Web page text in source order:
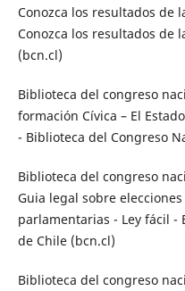
Conozca los resultados de
Conozca los resultados de
(bcn.cl)
Biblioteca del congreso
formación Cívica – El
- Biblioteca del Congreso
Biblioteca del congreso
Guia legal sobre
parlamentarias - Ley fácil -
de Chile (bcn.cl)
Biblioteca del congreso